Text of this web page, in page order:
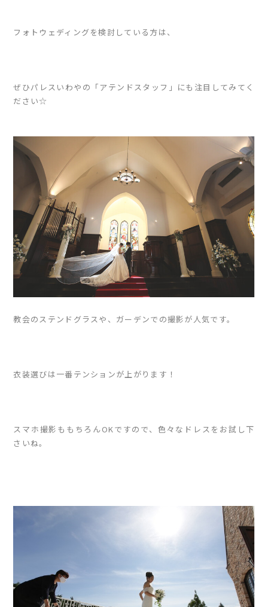
フォトウェディングを検討している方は、
ぜひパレスいわやの「アテンドスタッフ」にも注目してみてく
ださい☆
教会のステンドグラスや、ガーデンでの撮影が人気です。
衣装選びは一番テンションが上がります！
スマホ撮影ももちろんOKですので、色々なドレスをお試し下
さいね。